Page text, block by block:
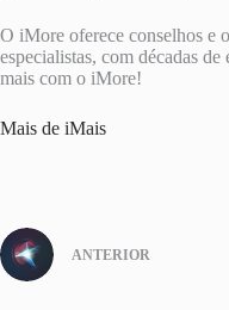
O iMore oferece conselhos e
especialistas, com décadas
mais com o iMore!
Mais de iMais
ANTERIOR